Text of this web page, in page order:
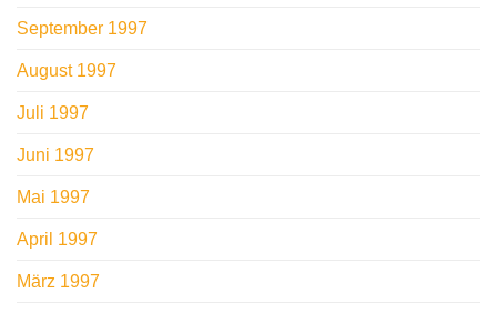
September 1997
August 1997
Juli 1997
Juni 1997
Mai 1997
April 1997
März 1997